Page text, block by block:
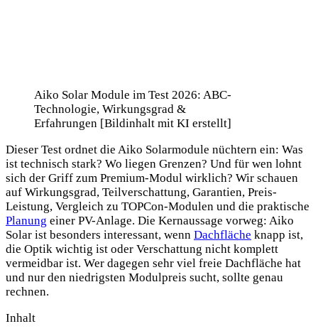
Aiko Solar Module im Test 2026: ABC-
Technologie, Wirkungsgrad &
Erfahrungen [Bildinhalt mit KI erstellt]
Dieser Test ordnet die Aiko Solarmodule nüchtern ein: Was
ist technisch stark? Wo liegen Grenzen? Und für wen lohnt
sich der Griff zum Premium-Modul wirklich? Wir schauen
auf Wirkungsgrad, Teilverschattung, Garantien, Preis-
Leistung, Vergleich zu TOPCon-Modulen und die praktische
Planung einer PV-Anlage. Die Kernaussage vorweg: Aiko
Solar ist besonders interessant, wenn Dachfläche knapp ist,
die Optik wichtig ist oder Verschattung nicht komplett
vermeidbar ist. Wer dagegen sehr viel freie Dachfläche hat
und nur den niedrigsten Modulpreis sucht, sollte genau
rechnen.
Inhalt